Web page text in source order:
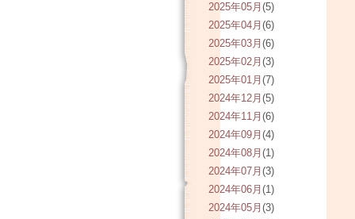
2025年05月 (5)
2025年04月 (6)
2025年03月 (6)
2025年02月 (3)
2025年01月 (7)
2024年12月 (5)
2024年11月 (6)
2024年09月 (4)
2024年08月 (1)
2024年07月 (3)
2024年06月 (1)
2024年05月 (3)